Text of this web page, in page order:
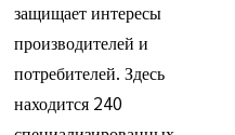
защищает интересы
производителей и
потребителей. Здесь
находится 240